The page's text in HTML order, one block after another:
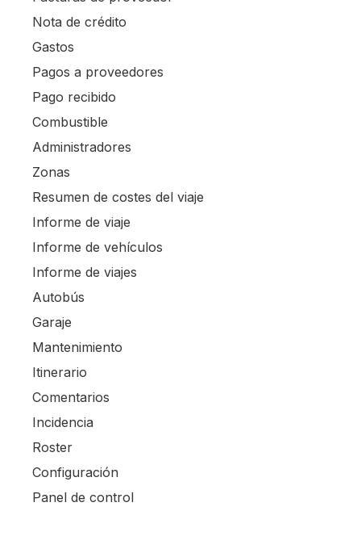
Nota de crédito
Gastos
Pagos a proveedores
Pago recibido
Combustible
Administradores
Zonas
Resumen de costes del viaje
Informe de viaje
Informe de vehículos
Informe de viajes
Autobús
Garaje
Mantenimiento
Itinerario
Comentarios
Incidencia
Roster
Configuración
Panel de control